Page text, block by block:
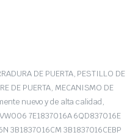
DE PUERTA, PESTILLO DE
DE PUERTA, MECANISMO DE
nuevo y de alta calidad,
7E1837016A 6QD837016E
3B1837016CM 3B1837016CEBP